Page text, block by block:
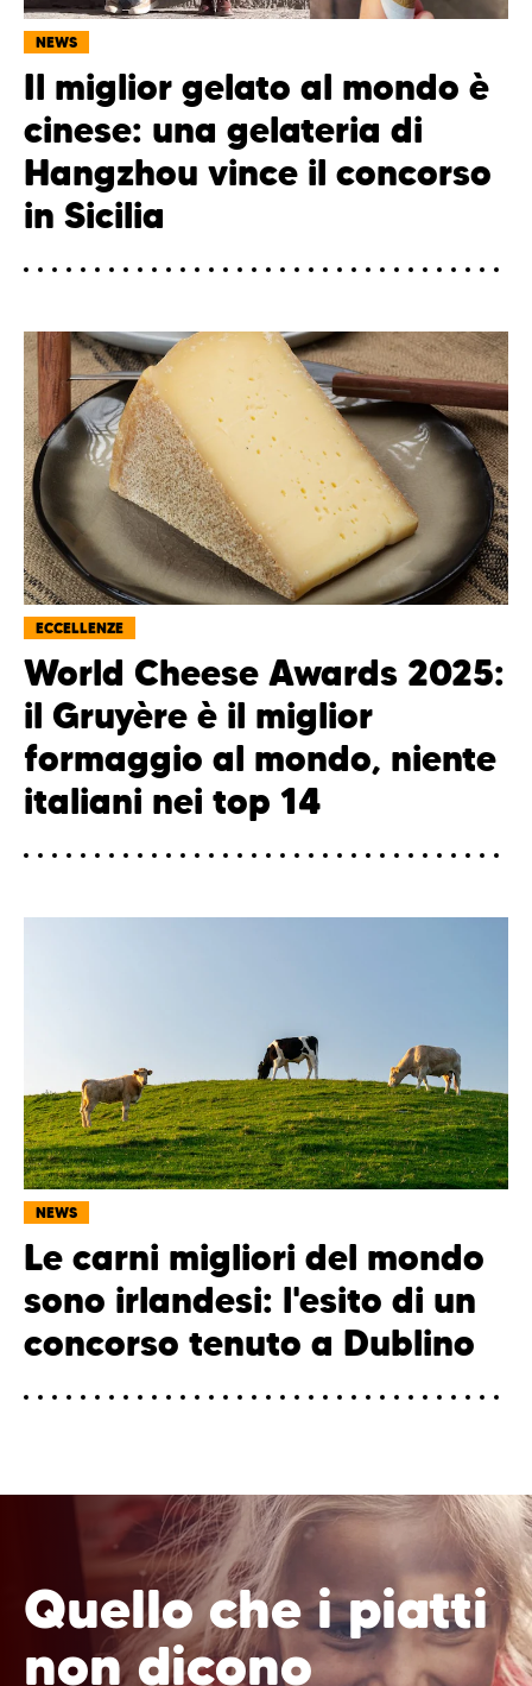
NEWS
Il miglior gelato al mondo è
cinese: una gelateria di
Hangzhou vince il concorso
in Sicilia
ECCELLENZE
World Cheese Awards 2025:
il Gruyère è il miglior
formaggio al mondo, niente
italiani nei top 14
NEWS
Le carni migliori del mondo
sono irlandesi: l'esito di un
concorso tenuto a Dublino
Quello che i piatti
non dicono